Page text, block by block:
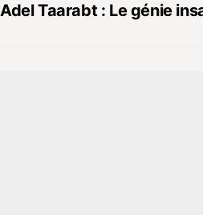
Adel Taarabt : Le génie